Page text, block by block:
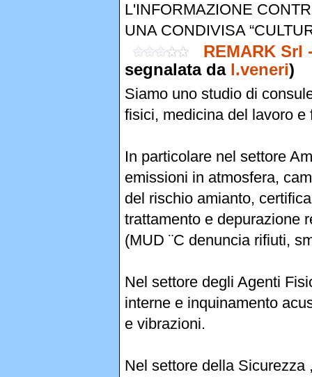
L'INFORMAZIONE
UNA CONDIVISA
REMARK Srl
segnalata da l.veneri)
Siamo uno studio di
fisici, medicina del lavoro e
In particolare nel settore
emissioni in atmosfera,
del rischio amianto,
trattamento e depurazione
(MUD ¨C denuncia rifiuti,
Nel settore degli Agenti
interne e inquinamento
e vibrazioni.
Nel settore della